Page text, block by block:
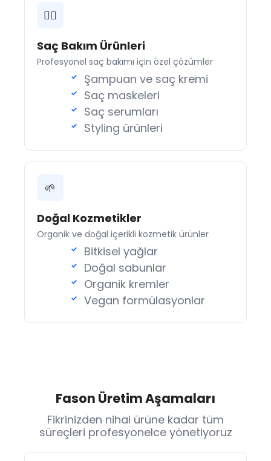
💇‍♀️
Saç Bakım Ürünleri
Profesyonel saç bakımı için özel çözümler
Şampuan ve saç kremi
Saç maskeleri
Saç serumları
Styling ürünleri
🌱
Doğal Kozmetikler
Organik ve doğal içerikli kozmetik ürünler
Bitkisel yağlar
Doğal sabunlar
Organik kremler
Vegan formülasyonlar
Fason Üretim Aşamaları
Fikrinizden nihai ürüne kadar tüm
süreçleri profesyonelce yönetiyoruz